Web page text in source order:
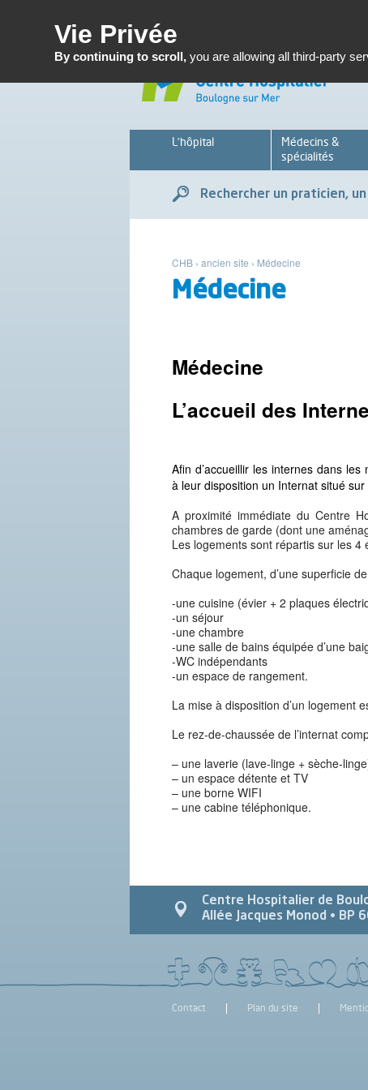
L’hôpital
Médecins &
spécialités
Rechercher un praticien,
CHB › ancien site › Médecine
Médecine
Médecine
L’accueil des
Afin d’accueillir les internes dans
à leur disposition un Internat situé sur
A proximité immédiate du Centre
chambres de garde (dont une
Les logements sont répartis sur les 4
Chaque logement, d’une superficie
-une cuisine (évier + 2 plaques
-un séjour
-une chambre
-une salle de bains équipée d’une
-WC indépendants
-un espace de rangement.
La mise à disposition d’un logement
Le rez-de-chaussée de l’internat
– une laverie (lave-linge + sèche-
– un espace détente et TV
– une borne WIFI
– une cabine téléphonique.
Centre Hospitalier de
Allée Jacques Monod • BP
Contact Plan du site
Vie Privée
By continuing to scroll, you are allowing all third-party